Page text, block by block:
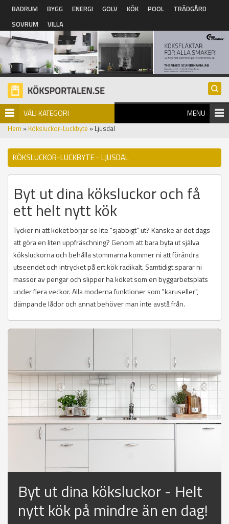
Hoppa till huvudinnehåll
BADRUM BYGG ENERGI GOLV KÖK POOL
TRÄDGÅRD
SOVRUM
VILLA
VÄLJ KATEGORI MENU
Hem » Köksluckor-Luckbyte » Ljusdal
KÖKSLUCKOR-LUCKBYTE - LJUSDAL
Byt ut dina köksluckor och få
ett helt nytt kök
Tycker ni att köket börjar se lite "sjabbigt" ut? Kanske är det dags
att göra en liten uppfräschning? Genom att bara byta ut själva
köksluckorna och behålla stommarna kommer ni att förändra
utseendet och intrycket på ert kök radikalt. Samtidigt sparar ni
massor av pengar och slipper ha köket som en byggarbetsplats
under flera veckor. Alla moderna funktioner som "karuseller",
dämpande lådor och annat behöver man inte avstå från.
Byt ut dina köksluckor - Helt
nytt kök på mindre än en dag!